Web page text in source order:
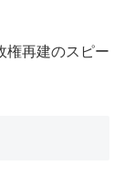
権再建のスピー